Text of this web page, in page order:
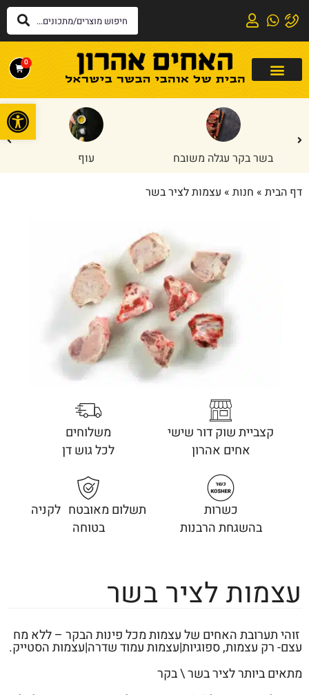
0
בשר בקר עגלה משובח עוף
דף הבית » חנות » עצמות לציר בשר
עצמות לציר בשר
זוהי תערובת האחים של עצמות מכל פינות הבקר – ללא מח
עצם- רק עצמות, ספוגיות|עצמות עמוד שדרה|עצמות הסטייק.
מתאים ביותר לציר בשר \ בקר
קצביית שוק דור שישי
אחים אהרון
משלוחים
לכל גוש דן
כשרות
בהשגחת הרבנות
תשלום מאובטח לקניה
בטוחה